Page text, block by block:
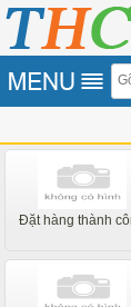
Đặt hàng thành